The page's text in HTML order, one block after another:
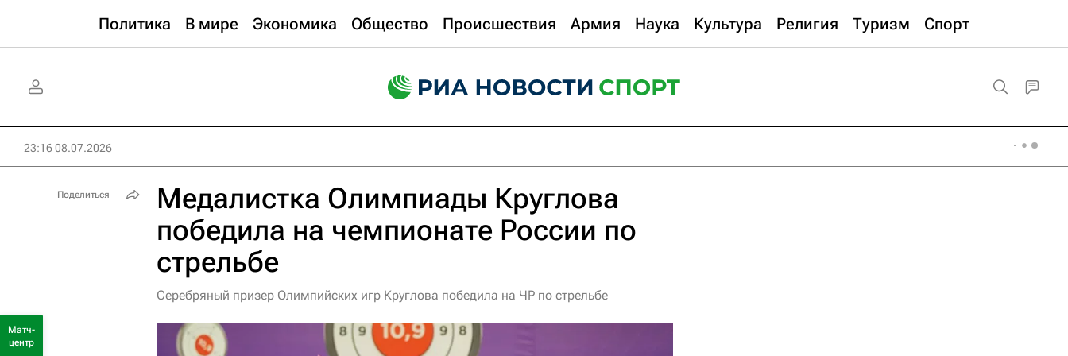
Политика В мире Экономика Общество Происшествия Армия Наука Культура Религия Туризм Спорт
23:16 08.07.2026
Медалистка Олимпиады Круглова
победила на чемпионате России по
стрельбе
Серебряный призер Олимпийских игр Круглова победила на ЧР по стрельбе
Поделиться
Матч-
центр